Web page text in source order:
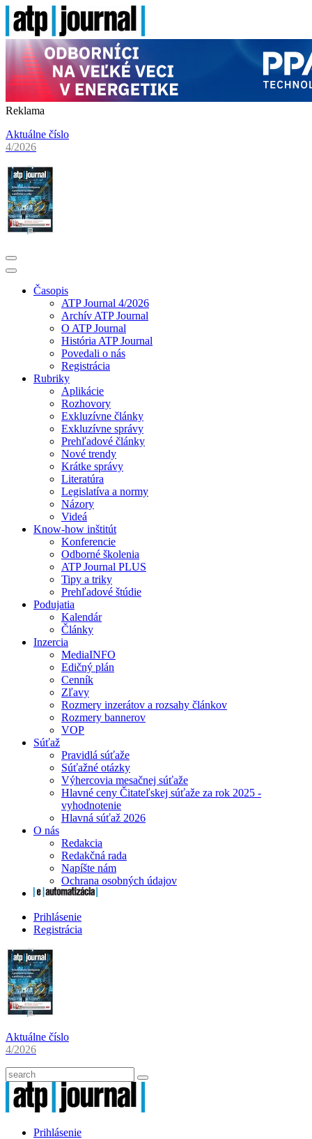
Reklama
Aktuálne číslo
4/2026
Časopis
ATP Journal 4/2026
Archív ATP Journal
O ATP Journal
História ATP Journal
Povedali o nás
Registrácia
Rubriky
Aplikácie
Rozhovory
Exkluzívne články
Exkluzívne správy
Prehľadové články
Nové trendy
Krátke správy
Literatúra
Legislatíva a normy
Názory
Videá
Know-how inštitút
Konferencie
Odborné školenia
ATP Journal PLUS
Tipy a triky
Prehľadové štúdie
Podujatia
Kalendár
Články
Inzercia
MediaINFO
Edičný plán
Cenník
Zľavy
Rozmery inzerátov a rozsahy článkov
Rozmery bannerov
VOP
Súťaž
Pravidlá súťaže
Súťažné otázky
Výhercovia mesačnej súťaže
Hlavné ceny Čitateľskej súťaže za rok 2025 -
vyhodnotenie
Hlavná súťaž 2026
O nás
Redakcia
Redakčná rada
Napíšte nám
Ochrana osobných údajov
Prihlásenie
Registrácia
Aktuálne číslo
4/2026
Prihlásenie